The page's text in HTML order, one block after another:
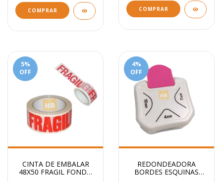
COMPRAR COMPRAR
5%
OFF
CINTA DE EMBALAR
48X50 FRAGIL FONDO
4%
OFF
REDONDEADORA
BORDES ESQUINAS